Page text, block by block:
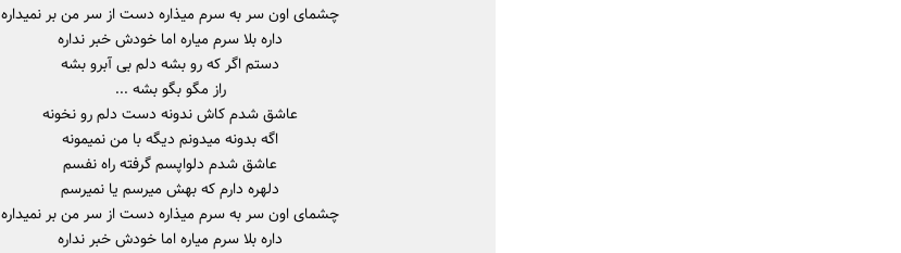
چشمای اون سر به سرم میذاره دست از سر من بر نمیداره
داره بلا سرم میاره اما خودش خبر نداره
دستم اگر که رو بشه دلم بی آبرو بشه
راز مگو بگو بشه ...
عاشق شدم کاش ندونه دست دلم رو نخونه
اگه بدونه میدونم دیگه با من نمیمونه
عاشق شدم دلواپسم گرفته راه نفسم
دلهره دارم که بهش میرسم یا نمیرسم
چشمای اون سر به سرم میذاره دست از سر من بر نمیداره
داره بلا سرم میاره اما خودش خبر نداره